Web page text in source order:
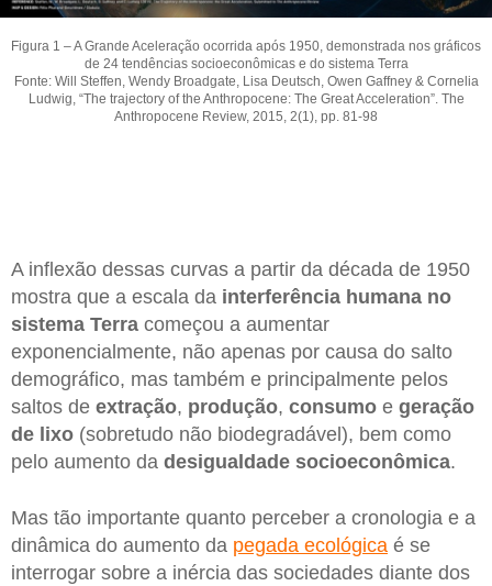
Figura 1 – A Grande Aceleração ocorrida após 1950, demonstrada nos gráficos
de 24 tendências socioeconômicas e do sistema Terra
Fonte: Will Steffen, Wendy Broadgate, Lisa Deutsch, Owen Gaffney & Cornelia
Ludwig, “The trajectory of the Anthropocene: The Great Acceleration”. The
Anthropocene Review, 2015, 2(1), pp. 81-98
A inflexão dessas curvas a partir da década de 1950
mostra que a escala da interferência humana no
sistema Terra começou a aumentar
exponencialmente, não apenas por causa do salto
demográfico, mas também e principalmente pelos
saltos de extração, produção, consumo e geração
de lixo (sobretudo não biodegradável), bem como
pelo aumento da desigualdade socioeconômica.
Mas tão importante quanto perceber a cronologia e a
dinâmica do aumento da pegada ecológica é se
interrogar sobre a inércia das sociedades diante dos